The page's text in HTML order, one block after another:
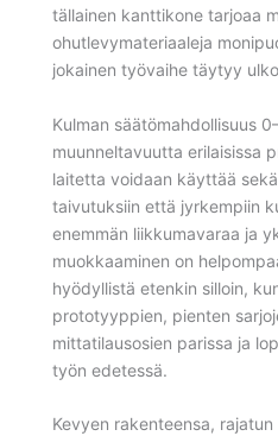
tällainen kanttikone tarjoaa
ohutlevymateriaaleja
jokainen työvaihe täytyy
Kulman säätömahdollisuus
muunneltavuutta erilaisissa
laitetta voidaan käyttää
taivutuksiin että jyrkempiin
enemmän liikkumavaraa ja
muokkaaminen on
hyödyllistä etenkin silloin,
prototyyppien, pienten
mittatilausosien parissa ja
työn edetessä.
Kevyen rakenteensa,